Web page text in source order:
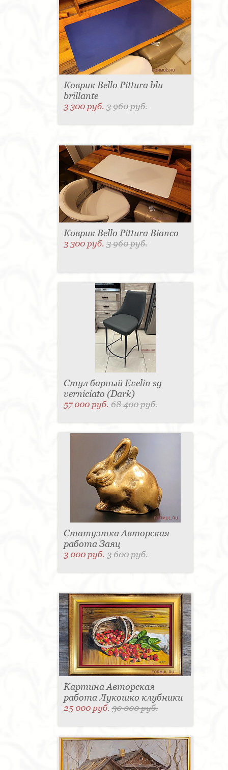
Коврик Bello Pittura blu
brillante
3 300 руб.3 960 руб.
Коврик Bello Pittura Bianco
3 300 руб.3 960 руб.
Стул барный Evelin sg
verniciato (Dark)
57 000 руб.68 400 руб.
Статуэтка Авторская
работа Заяц
3 000 руб.3 600 руб.
Картина Авторская
работа Лукошко клубники
25 000 руб.30 000 руб.